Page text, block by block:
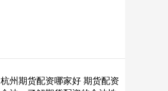
杭州期货配资哪家好 期货配资